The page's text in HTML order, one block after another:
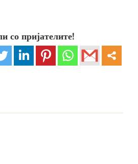
со пријателите!